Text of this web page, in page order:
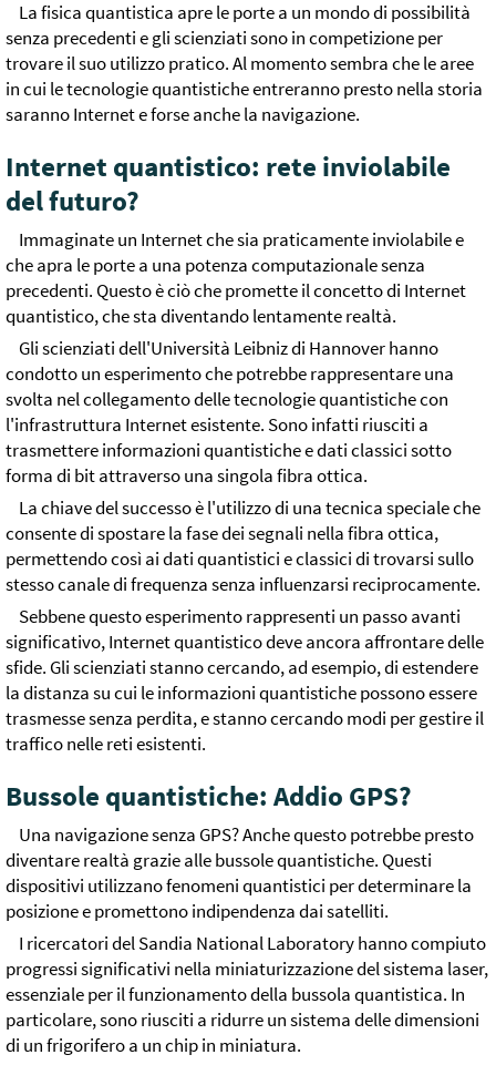
La fisica quantistica apre le porte a un mondo di possibilità
senza precedenti e gli scienziati sono in competizione per
trovare il suo utilizzo pratico. Al momento sembra che le aree
in cui le tecnologie quantistiche entreranno presto nella storia
saranno Internet e forse anche la navigazione.
Internet quantistico: rete inviolabile
del futuro?
Immaginate un Internet che sia praticamente inviolabile e
che apra le porte a una potenza computazionale senza
precedenti. Questo è ciò che promette il concetto di Internet
quantistico, che sta diventando lentamente realtà.
Gli scienziati dell'Università Leibniz di Hannover hanno
condotto un esperimento che potrebbe rappresentare una
svolta nel collegamento delle tecnologie quantistiche con
l'infrastruttura Internet esistente. Sono infatti riusciti a
trasmettere informazioni quantistiche e dati classici sotto
forma di bit attraverso una singola fibra ottica.
La chiave del successo è l'utilizzo di una tecnica speciale che
consente di spostare la fase dei segnali nella fibra ottica,
permettendo così ai dati quantistici e classici di trovarsi sullo
stesso canale di frequenza senza influenzarsi reciprocamente.
Sebbene questo esperimento rappresenti un passo avanti
significativo, Internet quantistico deve ancora affrontare delle
sfide. Gli scienziati stanno cercando, ad esempio, di estendere
la distanza su cui le informazioni quantistiche possono essere
trasmesse senza perdita, e stanno cercando modi per gestire il
traffico nelle reti esistenti.
Bussole quantistiche: Addio GPS?
Una navigazione senza GPS? Anche questo potrebbe presto
diventare realtà grazie alle bussole quantistiche. Questi
dispositivi utilizzano fenomeni quantistici per determinare la
posizione e promettono indipendenza dai satelliti.
I ricercatori del Sandia National Laboratory hanno compiuto
progressi significativi nella miniaturizzazione del sistema laser,
essenziale per il funzionamento della bussola quantistica. In
particolare, sono riusciti a ridurre un sistema delle dimensioni
di un frigorifero a un chip in miniatura.